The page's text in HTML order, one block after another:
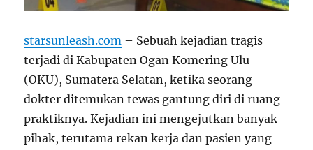
starsunleash.com – Sebuah kejadian tragis
terjadi di Kabupaten Ogan Komering Ulu
(OKU), Sumatera Selatan, ketika seorang
dokter ditemukan tewas gantung diri di ruang
praktiknya. Kejadian ini mengejutkan banyak
pihak, terutama rekan kerja dan pasien yang